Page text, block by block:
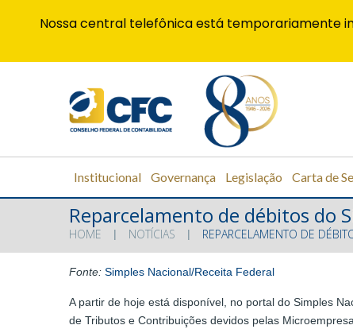
Institucional Governança Legislação Carta de
Reparcelamento de débitos do
HOME NOTÍCIAS REPARCELAMENTO DE
Fonte: Simples Nacional/Receita Federal
A partir de hoje está disponível, no portal do Simples
de Tributos e Contribuições devidos pelas
Nossa central telefônica está temporariamente